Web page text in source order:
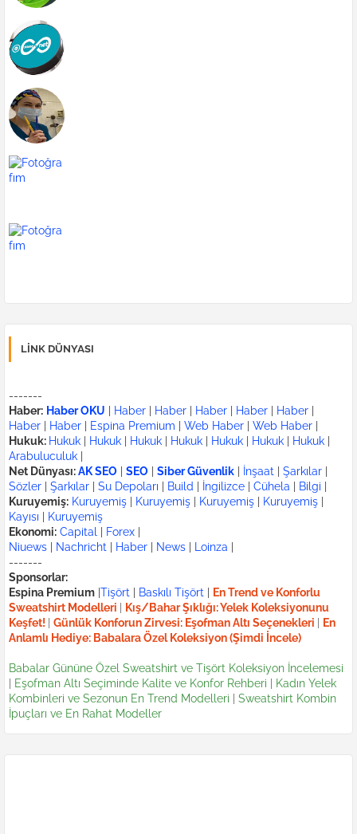
LINK DÜNYASI
-------
Haber: Haber OKU | Haber | Haber | Haber | Haber | Haber |
Haber | Haber | Espina Premium | Web Haber | Web Haber |
Hukuk: Hukuk | Hukuk | Hukuk | Hukuk | Hukuk | Hukuk | Hukuk |
Arabuluculuk |
Net Dünyası:AK SEO | SEO | Siber Güvenlik | İnşaat | Şarkılar |
Sözler | Şarkılar | Su Depoları | Build | İngilizce | Cühela | Bilgi |
Kuruyemiş: Kuruyemiş | Kuruyemiş | Kuruyemiş | Kuruyemiş |
Kayısı | Kuruyemiş
Ekonomi: Capital | Forex |
Niuews | Nachricht | Haber | News | Loinza |
-------
Sponsorlar:
Espina Premium |Tişört | Baskılı Tişört | En Trend ve Konforlu
Sweatshirt Modelleri | Kış/Bahar Şıklığı: Yelek Koleksiyonunu
Keşfet! | Günlük Konforun Zirvesi: Eşofman Altı Seçenekleri | En
Anlamlı Hediye: Babalara Özel Koleksiyon (Şimdi İncele)
Babalar Gününe Özel Sweatshirt ve Tişört Koleksiyon İncelemesi
| Eşofman Altı Seçiminde Kalite ve Konfor Rehberi | Kadın Yelek
Kombinleri ve Sezonun En Trend Modelleri | Sweatshirt Kombin
İpuçları ve En Rahat Modeller